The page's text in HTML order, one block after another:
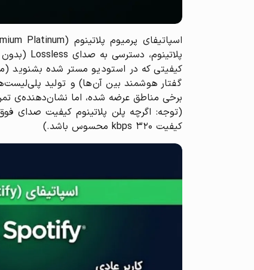
گفتار هوشمند بین آن‌ها) و تولید
برخی مناطق عرضه شده، اما نشان‌دهنده‌ی
(توجه: اگرچه پلن پلاتینوم کیفیت صدای
کیفیت ۳۲۰ kbps محسوس باشد.)